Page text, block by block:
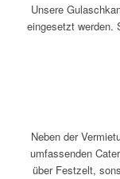
Unsere
eingesetzt werden.
Neben der
umfassenden
über Festzelt,